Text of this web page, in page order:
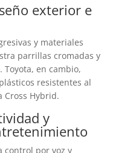
exterior e
y materiales
parrillas cromadas y
en cambio,
resistentes al
Cross Hybrid.
y
por voz y